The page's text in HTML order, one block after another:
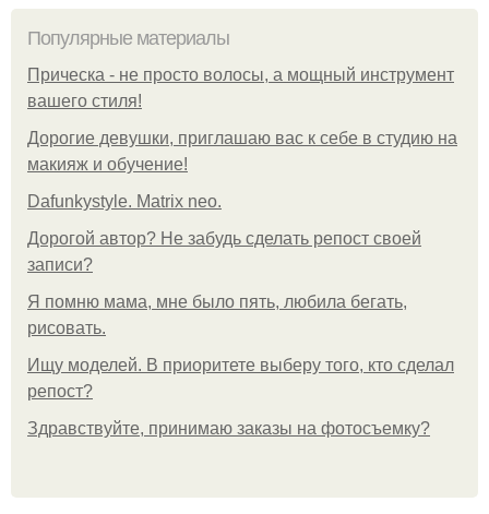
Популярные материалы
Прическа - не просто волосы, а мощный инструмент
вашего стиля!
Дорогие девушки, приглашаю вас к себе в студию на
макияж и обучение!
Dafunkystyle. Matrix neo.
Дорогой автор? Не забудь сделать репост своей
записи?
Я помню мама, мне было пять, любила бегать,
рисовать.
Ищу моделей. В приоритете выберу того, кто сделал
репост?
Здравствуйте, принимаю заказы на фотосъемку?